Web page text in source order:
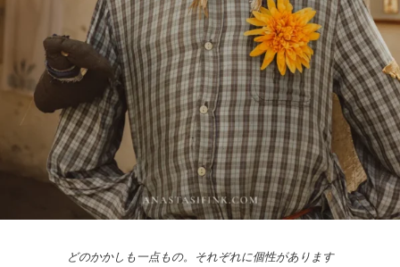
どのかかしも一点もの。それぞれに個性があります